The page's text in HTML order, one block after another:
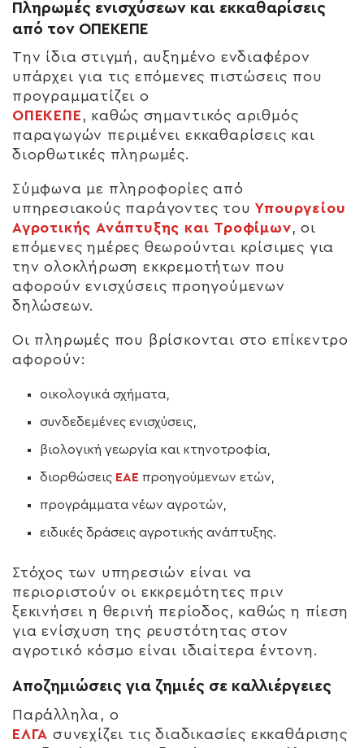
Πληρωμές ενισχύσεων και εκκαθαρίσεις
από τον ΟΠΕΚΕΠΕ
Την ίδια στιγμή, αυξημένο ενδιαφέρον
υπάρχει για τις επόμενες πιστώσεις που
προγραμματίζει ο
ΟΠΕΚΕΠΕ , καθώς σημαντικός αριθμός
παραγωγών περιμένει εκκαθαρίσεις και
διορθωτικές πληρωμές.
Σύμφωνα με πληροφορίες από
υπηρεσιακούς παράγοντες του Υπουργείου
Αγροτικής Ανάπτυξης και Τροφίμων, οι
επόμενες ημέρες θεωρούνται κρίσιμες για
την ολοκλήρωση εκκρεμοτήτων που
αφορούν ενισχύσεις προηγούμενων
δηλώσεων.
Οι πληρωμές που βρίσκονται στο επίκεντρο
αφορούν:
οικολογικά σχήματα,
συνδεδεμένες ενισχύσεις,
βιολογική γεωργία και κτηνοτροφία,
διορθώσεις ΕΑΕ προηγούμενων ετών,
προγράμματα νέων αγροτών,
ειδικές δράσεις αγροτικής ανάπτυξης.
Στόχος των υπηρεσιών είναι να
περιοριστούν οι εκκρεμότητες πριν
ξεκινήσει η θερινή περίοδος, καθώς η πίεση
για ενίσχυση της ρευστότητας στον
αγροτικό κόσμο είναι ιδιαίτερα έντονη.
Αποζημιώσεις για ζημιές σε καλλιέργειες
Παράλληλα, ο
ΕΛΓΑ συνεχίζει τις διαδικασίες εκκαθάρισης